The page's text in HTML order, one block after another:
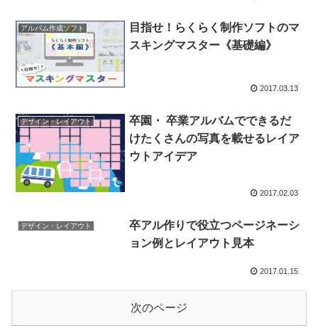
アルバム作成ソフト
目指せ！らくらく制作ソフトのマ
スキングマスター《基礎編》
2017.03.13
デザイン・レイアウト
卒園・ 卒業アルバムでできるだ
けたくさんの写真を載せるレイア
ウトアイデア
2017.02.03
デザイン・レイアウト
卒アル作りで役立つページネーシ
ョン例とレイアウト見本
2017.01.15
次のページ